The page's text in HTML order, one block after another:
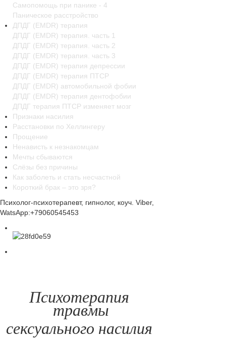
Самопомощь при панике - 4
Паническое расстройство
ДПДГ (EMDR) терапия
ДПДГ (EMDR) терапия. часть 1
ДПДГ (EMDR) терапия. часть 2
ДПДГ (EMDR) терапия. часть 3
ДПДГ (EMDR) терапия депрессии
ДПДГ (EMDR) терапия ПТСР
ДПДГ (EMDR) автомобильной фобии
ДПДГ (EMDR) терапия дентофобии
ДПДГ терапия ПТСР изменяет мозг
Признаки насилия
Расстановки по Хеллингеру
Прощение
Ненависть к незнакомцам
Мечты сбываются
Слёзы без причины
Как заболеть и стать несчастной
Короткий брак – это зря?
Психолог-психотерапевт, гипнолог, коуч. Viber,
WatsApp:+79060545453
Психотерапия
травмы
сексуального насилия